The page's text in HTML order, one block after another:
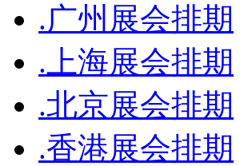
.广州展会排期
.上海展会排期
.北京展会排期
.香港展会排期